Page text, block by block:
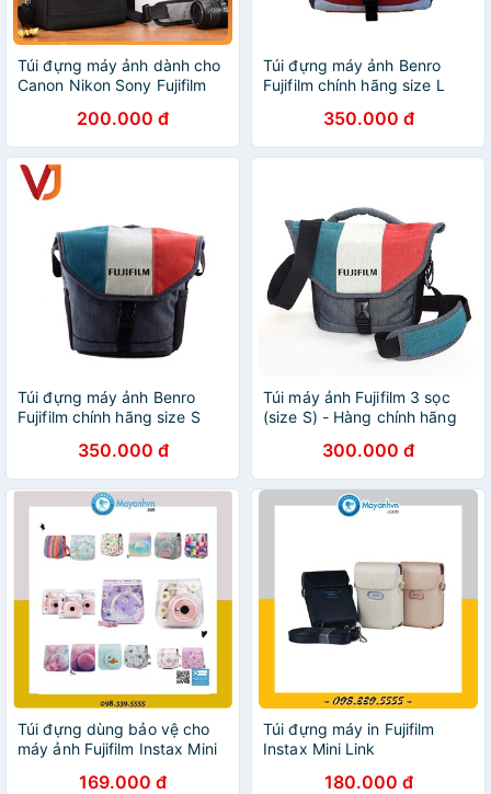
Túi đựng máy ảnh dành cho
Canon Nikon Sony Fujifilm
200.000 đ
Túi đựng máy ảnh Benro
Fujifilm chính hãng size L
350.000 đ
Túi đựng máy ảnh Benro
Fujifilm chính hãng size S
350.000 đ
Túi máy ảnh Fujifilm 3 sọc
(size S) - Hàng chính hãng
300.000 đ
Túi đựng dùng bảo vệ cho
máy ảnh Fujifilm Instax Mini
169.000 đ
Túi đựng máy in Fujifilm
Instax Mini Link
180.000 đ